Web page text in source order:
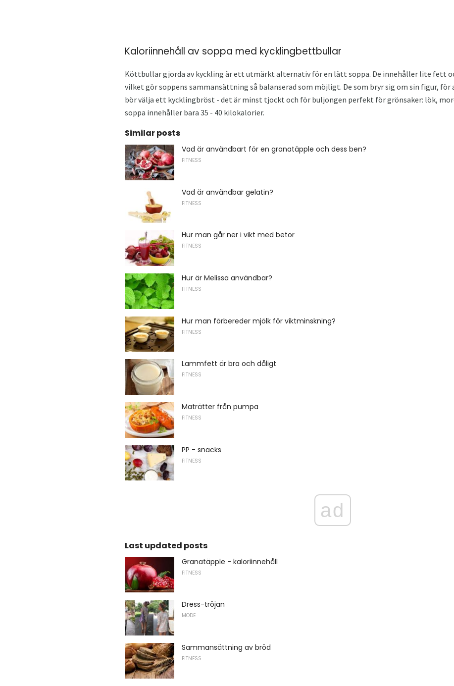
Kaloriinnehåll av soppa med kycklingbettbullar
Köttbullar gjorda av kyckling är ett utmärkt alternativ för en lätt soppa. De innehåller lite fett
vilket gör soppens sammansättning så balanserad som möjligt. De som bryr sig om sin figur,
bör välja ett kycklingbröst - det är minst tjockt och för buljongen perfekt för grönsaker: lök,
soppa innehåller bara 35 - 40 kilokalorier.
Similar posts
Vad är användbart för en granatäpple och dess ben?
FITNESS
Vad är användbar gelatin?
FITNESS
Hur man går ner i vikt med betor
FITNESS
Hur är Melissa användbar?
FITNESS
Hur man förbereder mjölk för viktminskning?
FITNESS
Lammfett är bra och dåligt
FITNESS
Maträtter från pumpa
FITNESS
PP - snacks
FITNESS
ad
Last updated posts
Granatäpple - kaloriinnehåll
FITNESS
Dress-tröjan
MODE
Sammansättning av bröd
FITNESS